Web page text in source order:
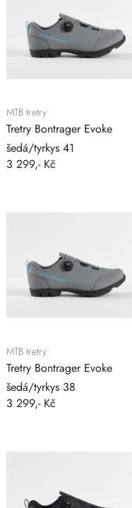
MTB tretry
Tretry Bontrager Evoke
šedá/tyrkys 41
3 299,- Kč
MTB tretry
Tretry Bontrager Evoke
šedá/tyrkys 38
3 299,- Kč